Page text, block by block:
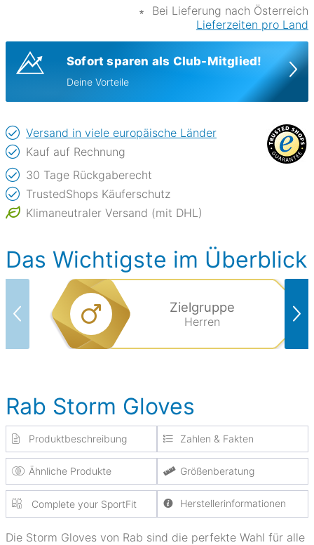
∗
Bei Lieferung nach Österreich
Lieferzeiten pro Land
Sofort sparen als Club-Mitglied!
Deine Vorteile
Versand in viele europäische Länder
Kauf auf Rechnung
30 Tage Rückgaberecht
TrustedShops Käuferschutz
Klimaneutraler Versand (mit DHL)
Das Wichtigste im Überblick
Zielgruppe
Herren
Rab Storm Gloves
Produktbeschreibung Zahlen & Fakten
Ähnliche Produkte Größenberatung
Complete your SportFit Herstellerinformationen
Die Storm Gloves von Rab sind die perfekte Wahl für alle